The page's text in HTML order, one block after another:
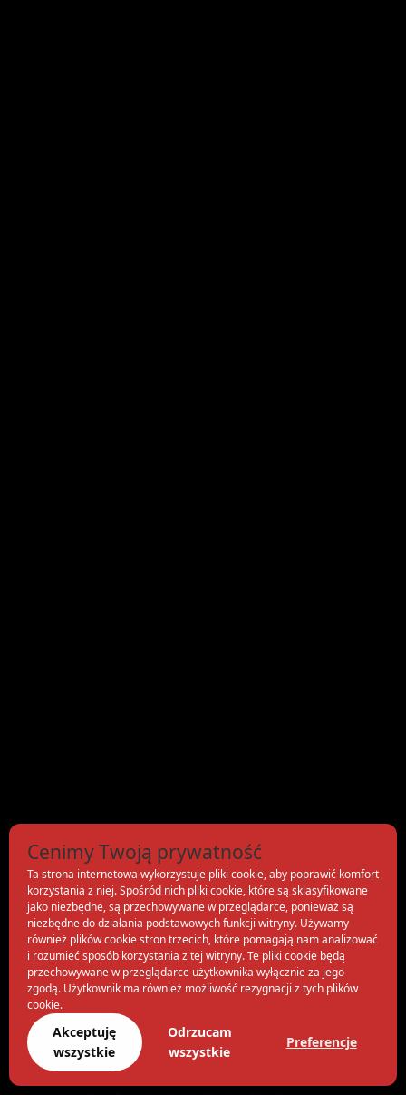
Cenimy Twoją prywatność
Ta strona internetowa wykorzystuje pliki cookie, aby poprawić komfort
korzystania z niej. Spośród nich pliki cookie, które są sklasyfikowane
jako niezbędne, są przechowywane w przeglądarce, ponieważ są
niezbędne do działania podstawowych funkcji witryny. Używamy
również plików cookie stron trzecich, które pomagają nam analizować
i rozumieć sposób korzystania z tej witryny. Te pliki cookie będą
przechowywane w przeglądarce użytkownika wyłącznie za jego
zgodą. Użytkownik ma również możliwość rezygnacji z tych plików
cookie.
Akceptuję
wszystkie
Odrzucam
wszystkie
Preferencje